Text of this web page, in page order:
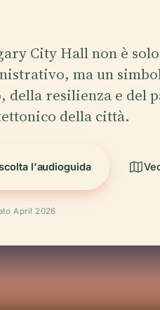
City Hall non è
ma un
della resilienza e del
della città.
l'audioguida
April 2026